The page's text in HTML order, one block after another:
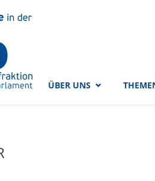
in der EVP-
ÜBER UNS